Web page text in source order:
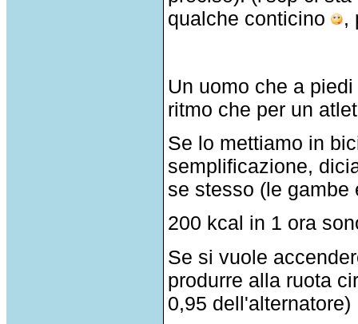
qualche conticino
,
Un uomo che a
ritmo che per un
Se lo mettiamo in
semplificazione,
se stesso (le gambe
200 kcal in 1 ora
Se si vuole
produrre alla ruota
0,95